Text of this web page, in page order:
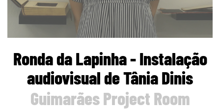
Ronda da Lapinha - Instalação
audiovisual de Tânia Dinis
Guimarães Project Room